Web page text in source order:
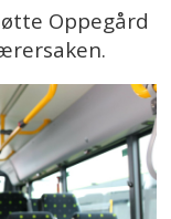
Oppegård